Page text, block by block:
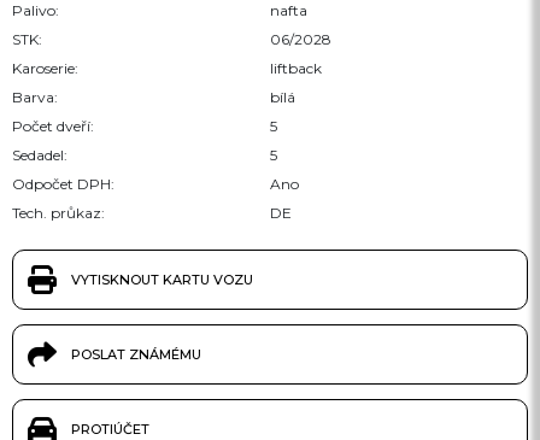
Palivo:
nafta
STK:
06/2028
Karoserie:
liftback
Barva:
bílá
Počet dveří:
5
Sedadel:
5
Odpočet DPH:
Ano
Tech. průkaz:
DE
VYTISKNOUT KARTU VOZU
POSLAT ZNÁMÉMU
PROTIÚČET